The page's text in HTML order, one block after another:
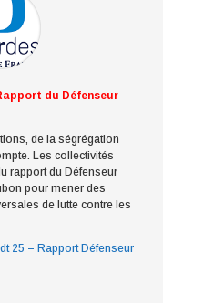
du Défenseur
de la ségrégation
Les collectivités
rapport du Défenseur
pour mener des
de lutte contre les
25 – Rapport Défenseur